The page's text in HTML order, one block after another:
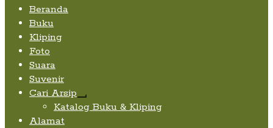
Beranda
Buku
Kliping
Foto
Suara
Suvenir
Cari Arsip
Expand
child
Katalog Buku & Kliping
Alamat